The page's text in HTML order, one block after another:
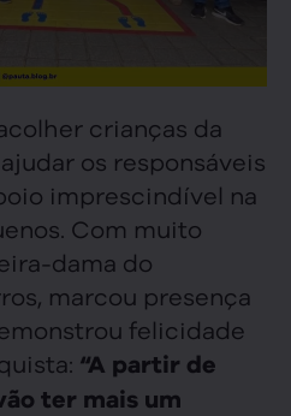
crianças da
os responsáveis
imprescindível na
Com muito
dama do
marcou presença
felicidade
“A partir de
ter mais um